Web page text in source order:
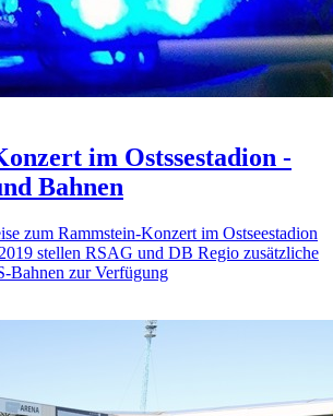
im Ostssestadion -
Bahnen
zum Rammstein-Konzert im Ostseestadion
stellen RSAG und DB Regio zusätzliche
Bahnen zur Verfügung